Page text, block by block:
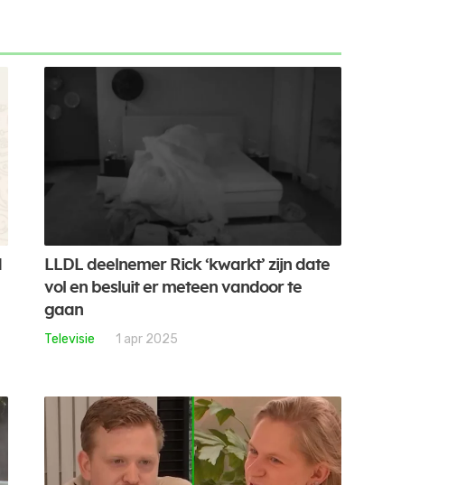
LLDL deelnemer Rick ‘kwarkt’ zijn date
vol en besluit er meteen vandoor te
gaan
Televisie 1 apr 2025